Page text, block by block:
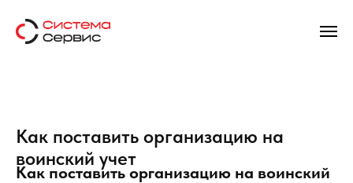
Как поставить организацию на
воинский учет
Как поставить организацию на воинский